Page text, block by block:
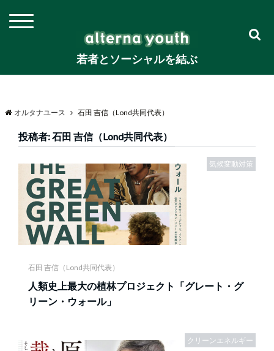
若者とソーシャルを結ぶ
オルタナユース 石田 吉信（Lond共同代表）
投稿者:石田 吉信（Lond共同代表）
気候変動対策
石田 吉信（Lond共同代表）
人類史上最大の植林プロジェクト「グレート・グ
リーン・ウォール」
クリーンエネルギー